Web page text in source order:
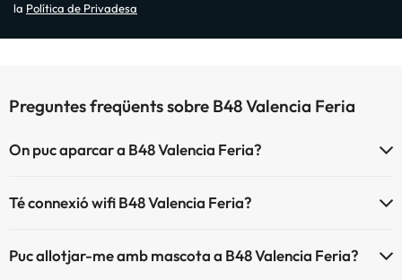
la Política de Privadesa
Preguntes freqüents sobre B48 Valencia Feria
On puc aparcar a B48 Valencia Feria?
d'aparcament (sota disponibilitat):
Pàrquing exterior de pagament
Té connexió wifi B48 Valencia Feria?
Puc allotjar-me amb mascota a B48 Valencia Feria?